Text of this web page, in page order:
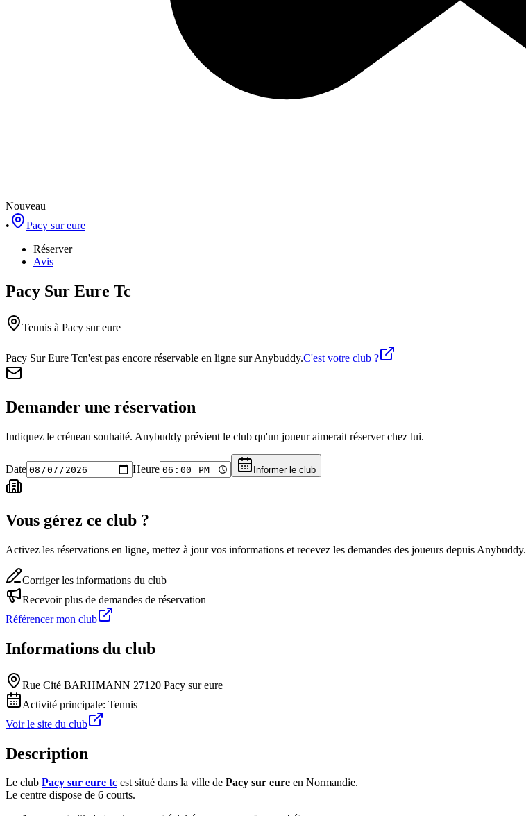
Nouveau
•
Pacy sur eure
Réserver
Avis
Pacy Sur Eure Tc
Tennis à Pacy sur eure
Pacy Sur Eure Tcn'est pas encore réservable en ligne sur Anybuddy.C'est votre club ?
Demander une réservation
Indiquez le créneau souhaité. Anybuddy prévient le club qu'un joueur aimerait réserver chez lui.
Date Heure Informer le club
Vous gérez ce club ?
Activez les réservations en ligne, mettez à jour vos informations et recevez les demandes des joueurs depuis Anybuddy.
Corriger les informations du club
Recevoir plus de demandes de réservation
Référencer mon club
Informations du club
Rue Cité BARHMANN 27120 Pacy sur eure
Activité principale: Tennis
Voir le site du club
Description
Le club Pacy sur eure tc est situé dans la ville de Pacy sur eure en Normandie.
Le centre dispose de 6 courts.